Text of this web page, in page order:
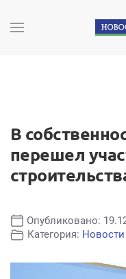
В
перешел
Опубликовано:
Категория: